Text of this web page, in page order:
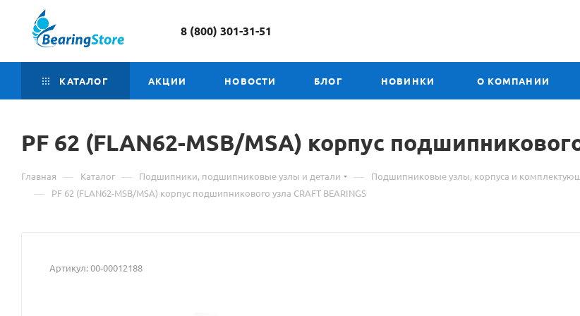
8 (800) 301-31-51
КАТАЛОГ АКЦИИ НОВОСТИ БЛОГ НОВИНКИ О КОМПАНИИ
PF Материал
о
товаре
(FLAN62-
62 (FLAN62-MSB/MSA) корпус
Главная — Каталог — Подшипники, подшипниковые узлы и детали — Подшипниковые узлы, корпуса и
— PF 62 (FLAN62-MSB/MSA) корпус подшипникового узла CRAFT BEARINGS
Артикул:00-00012188